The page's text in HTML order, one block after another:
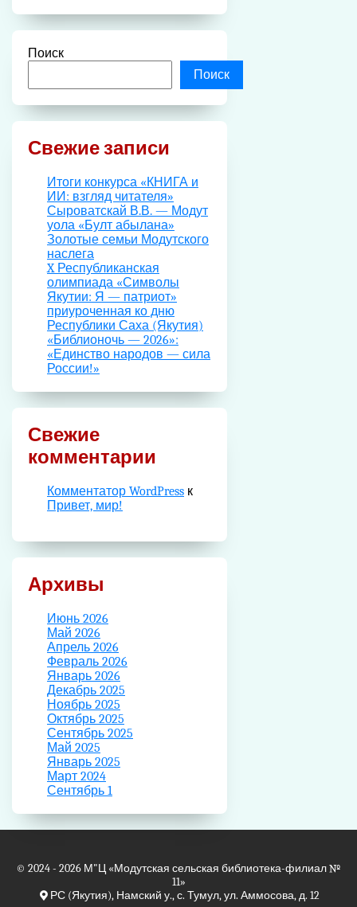
Поиск
Поиск
Свежие записи
Итоги конкурса «КНИГА и
ИИ: взгляд читателя»
Сыроватскай В.В. — Модут
уола «Булт абылана»
Золотые семьи Модутского
наслега
X Республиканская
олимпиада «Символы
Якутии: Я — патриот»
приуроченная ко дню
Республики Саха (Якутия)
«Библионочь — 2026»:
«Единство народов — сила
России!»
Свежие
комментарии
Комментатор WordPress к
Привет, мир!
Архивы
Июнь 2026
Май 2026
Апрель 2026
Февраль 2026
Январь 2026
Декабрь 2025
Ноябрь 2025
Октябрь 2025
Сентябрь 2025
Май 2025
Январь 2025
Март 2024
Сентябрь 1
© 2024 - 2026 М"Ц «Модутская сельская библиотека-филиал №
11»
РС (Якутия), Намский у., с. Тумул, ул. Аммосова, д. 12